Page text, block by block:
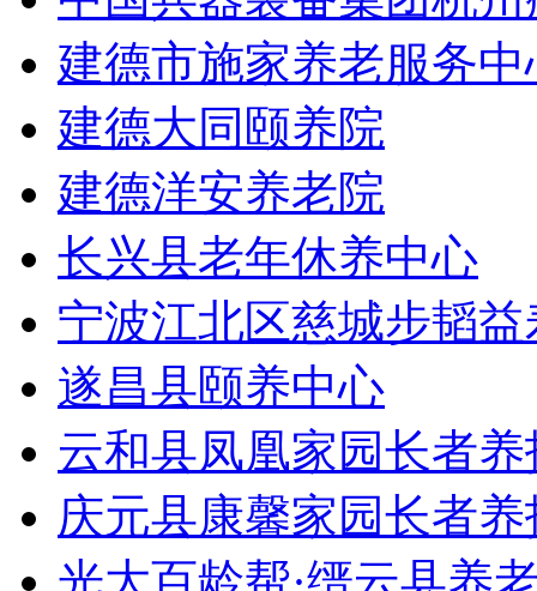
建德市施家养老服务中
建德大同颐养院
建德洋安养老院
长兴县老年休养中心
宁波江北区慈城步韬益
遂昌县颐养中心
云和县凤凰家园长者
庆元县康馨家园长者